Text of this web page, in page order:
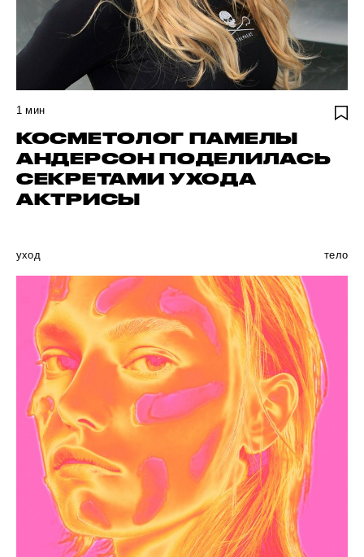
1 мин
КОСМЕТОЛОГ ПАМЕЛЫ
АНДЕРСОН ПОДЕЛИЛАСЬ
СЕКРЕТАМИ УХОДА
АКТРИСЫ
уход тело